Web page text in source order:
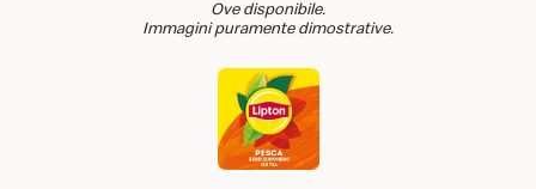
Ove disponibile.
Immagini puramente dimostrative.